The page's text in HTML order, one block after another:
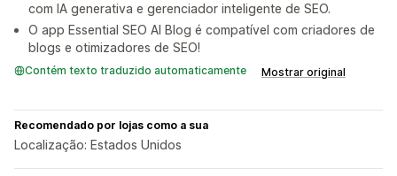
com IA generativa e gerenciador inteligente de SEO.
O app Essential SEO AI Blog é compatível com criadores de
blogs e otimizadores de SEO!
Contém texto traduzido automaticamente Mostrar original
Recomendado por lojas como a sua
Localização: Estados Unidos